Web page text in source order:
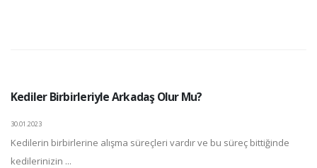
Kediler Birbirleriyle Arkadaş Olur Mu?
30.01.2023
Kedilerin birbirlerine alışma süreçleri vardır ve bu süreç bittiğinde
kedilerinizin ...